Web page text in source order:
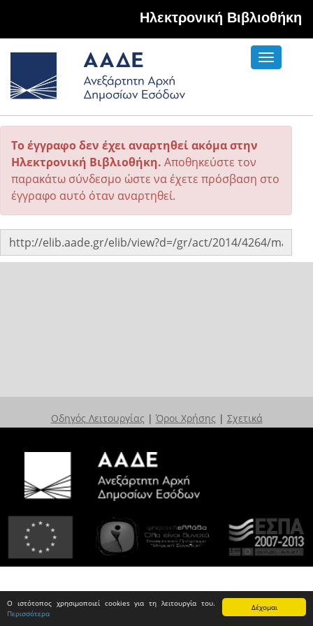
Δέχομαι
Ο ιστότοπος χρησιμοποιεί cookies για τη λειτουργία του.
Περισσότερα
Hλεκτρονική Βιβλιοθήκη
Toggle
Το έγγραφο δεν έχει αναρτηθεί ακόμα στην
Ηλεκτρονική Βιβλιοθήκη. Αποθηκεύστε τον
παρακάτω σύνδεσμο ώστε να έχετε πρόσβαση στο
έγγραφο αυτό όταν αναρτηθεί.
Οδηγός Λειτουργίας | Όροι Χρήσης | Σχετικά